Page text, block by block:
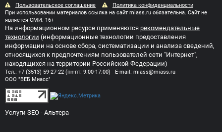
Пользовательское соглашение
Политика конфиденциальности
При использовании материалов ссылка на сайт miass.ru обязательна. Сайт не
является СМИ. 16+
На информационном ресурсе применяются рекомендательные
технологии (информационные технологии предоставления
информации на основе сбора, систематизации и анализа сведений,
относящихся к предпочтениям пользователей сети "Интернет",
находящихся на территории Российской Федерации)
Тел.: +7 (3513) 59-27-22 (пн-пт: 9:00-17:00) E-mail: miass@miass.ru
ООО "ВЕБ Миасс"
Услуги SEO - Альтера